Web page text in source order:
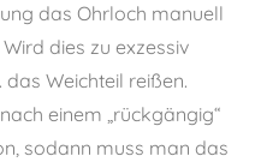
das Ohrloch manuell
dies zu exzessiv
Weichteil reißen.
einem „rückgängig“
sodann muss man das